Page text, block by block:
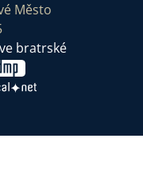
Město
bratrské